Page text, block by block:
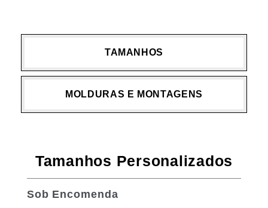
TAMANHOS
MOLDURAS E MONTAGENS
Tamanhos Personalizados
Sob Encomenda